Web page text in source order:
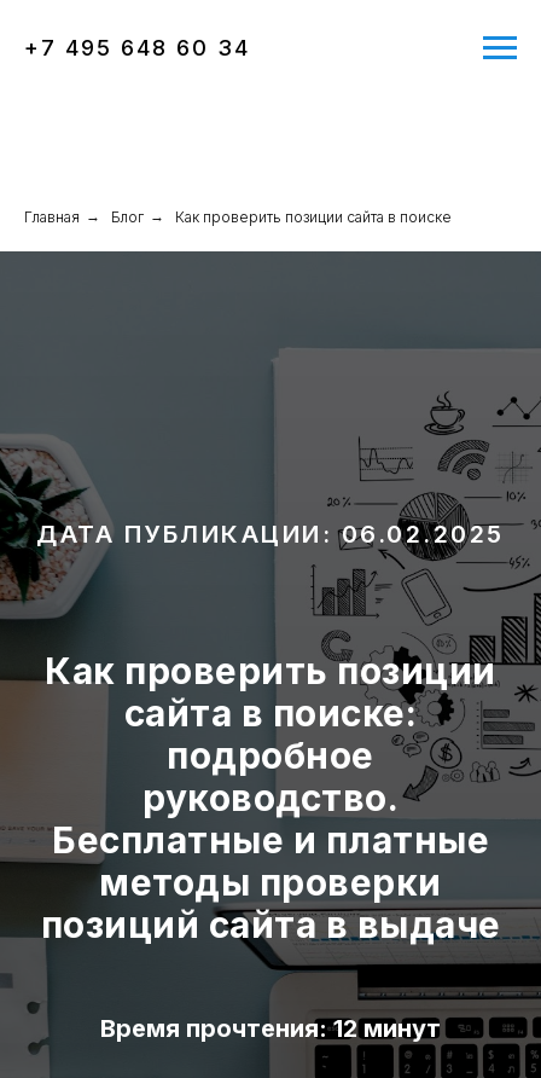
+7 495 648 60 34
Главная → Блог → Как проверить позиции сайта в поиске
ДАТА ПУБЛИКАЦИИ: 06.02.2025
Как проверить позиции
сайта в поиске:
подробное
руководство.
Бесплатные и платные
методы проверки
позиций сайта в выдаче
Время прочтения: 12 минут